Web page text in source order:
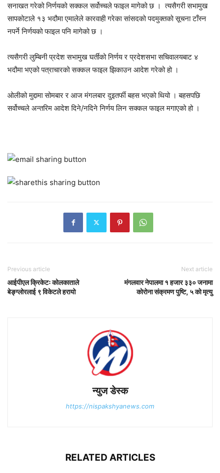
सनाखत गरेको निर्णयको सक्कल सर्वोच्चले फाइल मागेको छ । त्यसैगरी सभामुख
सापकोटाले १३ भदौमा एमालेले कारवाही गरेका सांसदको पदमुक्तको सूचना टाँस्न
नपर्ने निर्णयको फाइल पनि मागेको छ ।
त्यसैगरी लुम्बिनी प्रदेश सभामुख घर्तीको निर्णय र प्रदेशसभा सचिवालयबाट ४
भदौमा भएको पत्राचारको सक्कल फाइल झिकाउन आदेश गरेको हो ।
ओलीको मुद्दामा सोमबार र आज मंगलबार दुइतर्फी बहस भएको थियो । बहसपछि
सर्वोच्चले अन्तरिम आदेश दिने/नदिने निर्णय लिन सक्कल फाइल मगाएको हो ।
Previous article
आईपीएल क्रिकेटः कोलकाताले
बेङ्ग्लोरलाई ९ विकेटले हरायो
Next article
मंगलवार नेपालमा १ हजार ३३० जनामा
कोरोना संक्रमण पुष्टि, ५ को मृत्यु
न्युज डेस्क
https://nispakshyanews.com
RELATED ARTICLES